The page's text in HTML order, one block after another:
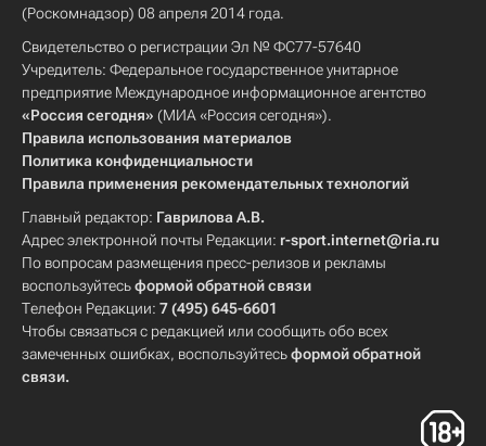
(Роскомнадзор) 08 апреля 2014 года.
Свидетельство о регистрации Эл № ФС77-57640
Учредитель: Федеральное государственное унитарное
предприятие Международное информационное агентство
«Россия сегодня» (МИА «Россия сегодня»).
Правила использования материалов
Политика конфиденциальности
Правила применения рекомендательных технологий
Главный редактор: Гаврилова А.В.
Адрес электронной почты Редакции: r-sport.internet@ria.ru
По вопросам размещения пресс-релизов и рекламы
воспользуйтесьформой обратной связи
Телефон Редакции: 7 (495) 645-6601
Чтобы связаться с редакцией или сообщить обо всех
замеченных ошибках, воспользуйтесьформой обратной
связи.